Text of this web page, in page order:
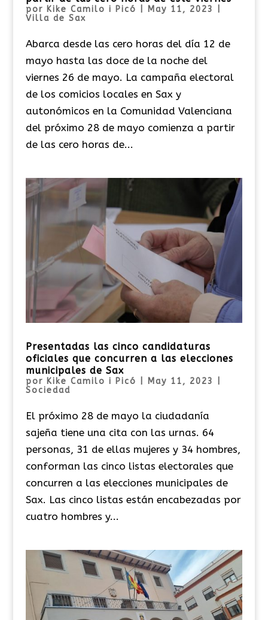
por Kike Camilo i Picó May 11, 2023
Villa de Sax
Abarca desde las cero horas del día 12 de
mayo hasta las doce de la noche del
viernes 26 de mayo. La campaña electoral
de los comicios locales en Sax y
autonómicos en la Comunidad Valenciana
del próximo 28 de mayo comienza a partir
de las cero horas de...
Presentadas las cinco candidaturas
oficiales que concurren a las elecciones
municipales de Sax
por Kike Camilo i Picó May 11, 2023
Sociedad
El próximo 28 de mayo la ciudadanía
sajeña tiene una cita con las urnas. 64
personas, 31 de ellas mujeres y 34 hombres,
conforman las cinco listas electorales que
concurren a las elecciones municipales de
Sax. Las cinco listas están encabezadas por
cuatro hombres y...